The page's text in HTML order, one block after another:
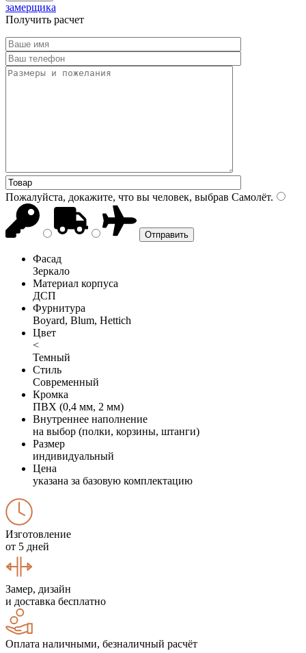
замерщика
Получить расчет
Пожалуйста, докажите, что вы человек, выбрав Самолёт.
Фасад
Зеркало
Материал корпуса
ДСП
Фурнитура
Boyard, Blum, Hettich
Цвет
<
Темный
Стиль
Современный
Кромка
ПВХ (0,4 мм, 2 мм)
Внутреннее наполнение
на выбор (полки, корзины, штанги)
Размер
индивидуальный
Цена
указана за базовую комплектацию
Изготовление
от 5 дней
Замер, дизайн
и доставка бесплатно
Оплата наличными, безналичный расчёт